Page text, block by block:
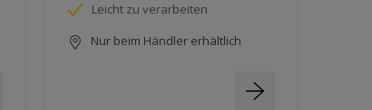
Leicht zu verarbeiten
Nur beim Händler erhältlich